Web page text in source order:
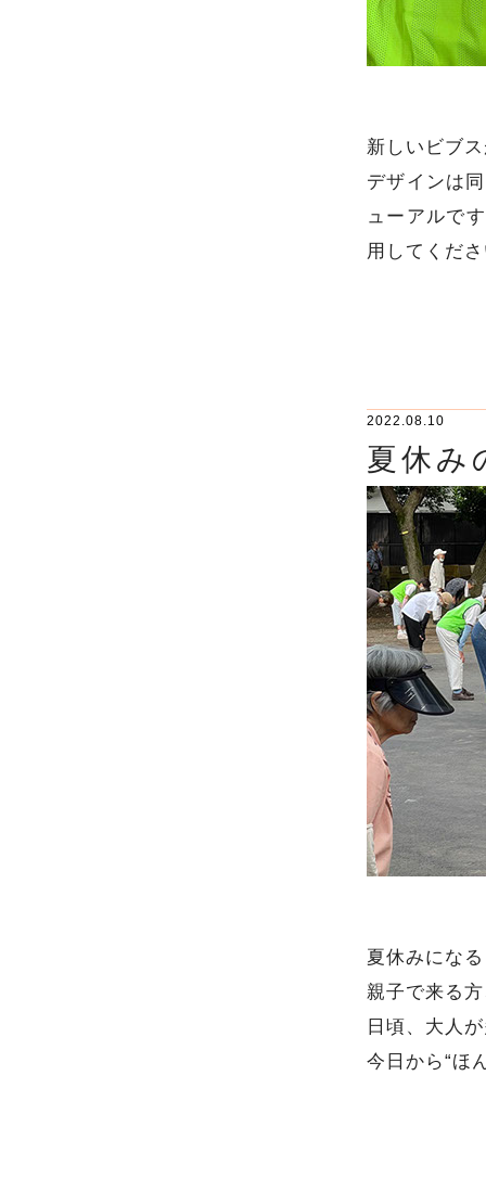
新しいビブ
デザインは
ューアルで
用してくだ
2022.08.10
夏休み
夏休みにな
親子で来る
日頃、大人
今日から“ほ